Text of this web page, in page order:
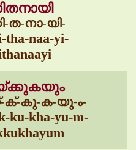
ത-നാ-യി-
tha-naa-yi-
ക്-കു-ക-യു-ം-
ku-kha-yu-m-